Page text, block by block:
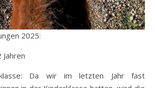
2025:
Jahren
Da wir im letzten Jahr fast